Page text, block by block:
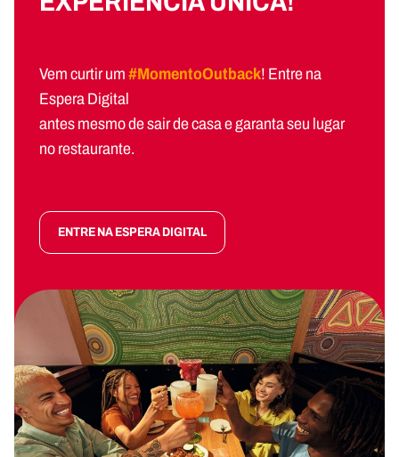
Vem curtir um#MomentoOutback! Entre na
Espera Digital
antes mesmo de sair de casa e garanta seu lugar
no restaurante.
ENTRE NA ESPERA DIGITAL